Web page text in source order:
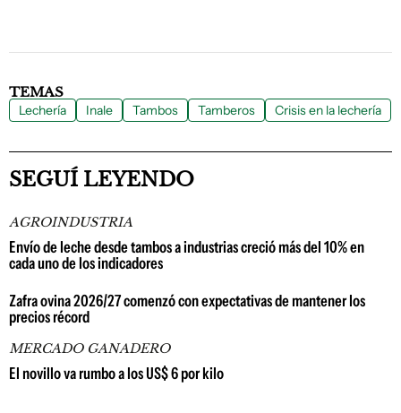
TEMAS
Lechería Inale Tambos Tamberos Crisis en la lechería
SEGUÍ LEYENDO
AGROINDUSTRIA
Envío de leche desde tambos a industrias creció más del 10% en
cada uno de los indicadores
Zafra ovina 2026/27 comenzó con expectativas de mantener los
precios récord
MERCADO GANADERO
El novillo va rumbo a los US$ 6 por kilo